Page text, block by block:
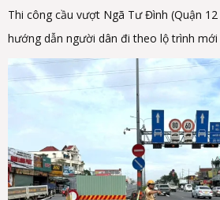
Thi công cầu vượt Ngã Tư Đình (Quận 12
hướng dẫn người dân đi theo lộ trình mới